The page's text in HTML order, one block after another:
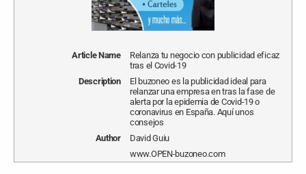
Article Name
Relanza tu negocio con publicidad eficaz
tras el Covid-19
Description
El buzoneo es la publicidad ideal para
relanzar una empresa en tras la fase de
alerta por la epidemia de Covid-19 o
coronavirus en España. Aquí unos
consejos
Author
David Guiu
www.OPEN-buzoneo.com